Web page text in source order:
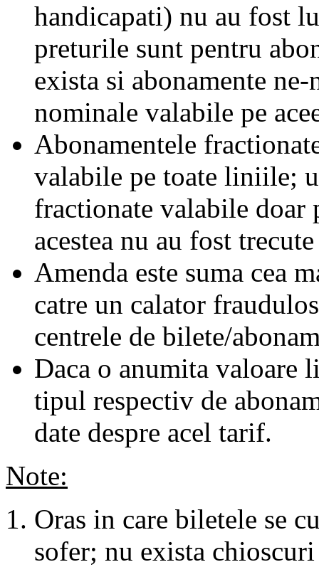
handicapati) nu au fost
preturile sunt pentru
exista si abonamente
nominale valabile pe
Abonamentele
valabile pe toate liniile;
fractionate valabile doar
acestea nu au fost
Amenda este suma cea
catre un calator
centrele de bilete/
Daca o anumita valoare
tipul respectiv de
date despre acel tarif.
Note:
Oras in care biletele se
sofer; nu exista